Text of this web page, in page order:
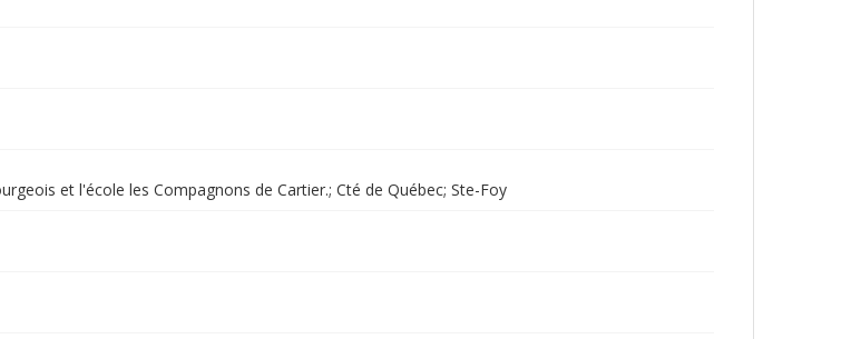
et l'école les Compagnons de Cartier.; Cté de Québec; Ste-Foy